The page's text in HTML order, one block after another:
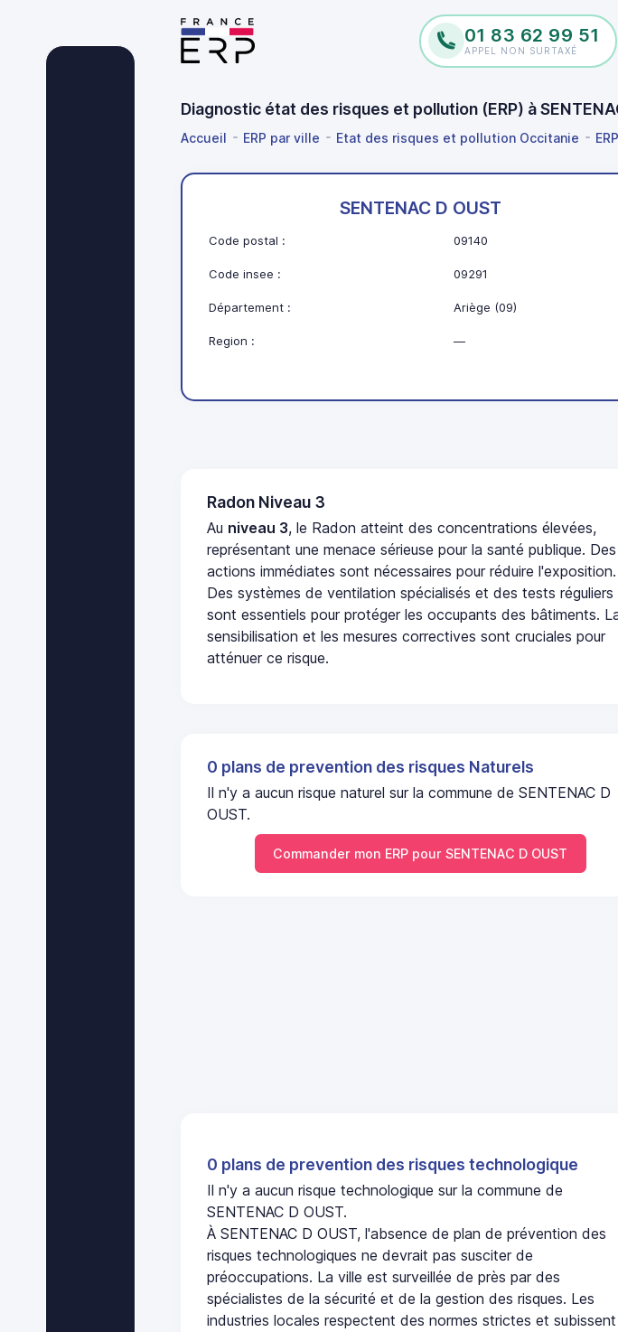
01 83 62 99 51
APPEL NON SURTAXÉ
Diagnostic état des risques et pollution (ERP) à
Accueil ERP par ville Etat des risques et pollution Occitanie
SENTENAC D OUST
Code postal : 09140
Code insee : 09291
Département : Ariège (09)
Region : —
Radon Niveau 3
Au niveau 3, le Radon atteint des concentrations élevées,
représentant une menace sérieuse pour la santé publique. Des
actions immédiates sont nécessaires pour réduire l'exposition.
Des systèmes de ventilation spécialisés et des tests réguliers
sont essentiels pour protéger les occupants des bâtiments.
sensibilisation et les mesures correctives sont cruciales pour
atténuer ce risque.
0 plans de prevention des risques Naturels
Il n'y a aucun risque naturel sur la commune de SENTENAC D
OUST.
Commander mon ERP pour SENTENAC D OUST
0 plans de prevention des risques technologique
Il n'y a aucun risque technologique sur la commune de
SENTENAC D OUST.
À SENTENAC D OUST, l'absence de plan de prévention des
risques technologiques ne devrait pas susciter de
préoccupations. La ville est surveillée de près par des
spécialistes de la sécurité et de la gestion des risques. Les
industries locales respectent des normes strictes et subissent